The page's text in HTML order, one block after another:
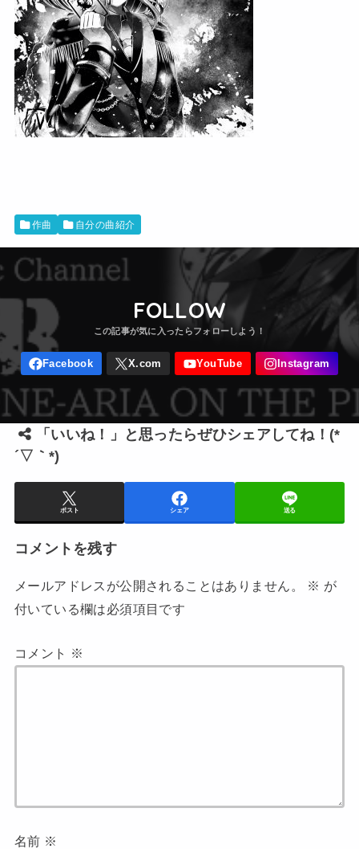
作曲 自分の曲紹介
FOLLOW
「いいね！」と思ったらぜひシェアしてね！(*
´▽｀*)
ポスト シェア 送る
コメントを残す
メールアドレスが公開されることはありません。 ※ が
付いている欄は必須項目です
コメント ※
名前 ※